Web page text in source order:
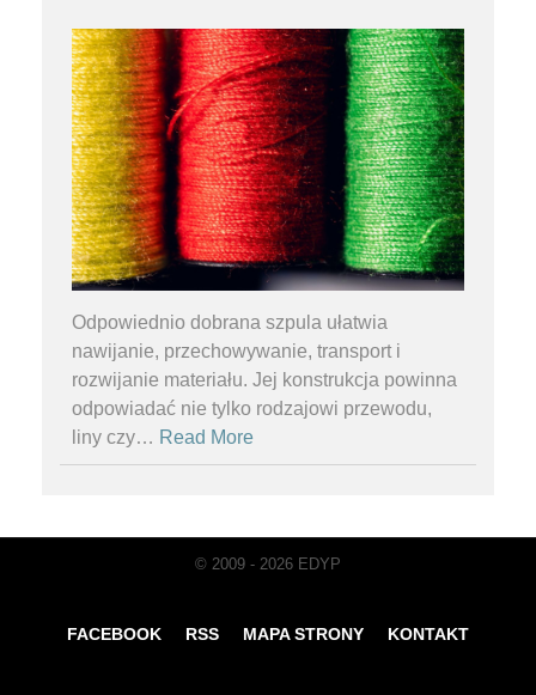
Odpowiednio dobrana szpula ułatwia
nawijanie, przechowywanie, transport i
rozwijanie materiału. Jej konstrukcja powinna
odpowiadać nie tylko rodzajowi przewodu,
liny czy… Read More
© 2009 - 2026 EDYP
FACEBOOK RSS MAPA STRONY KONTAKT